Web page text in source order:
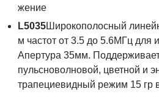
жение
L5035Широкополосный
м частот от 3.5 до 5.6МГц для
Апертура 35мм.
пульсноволновой, цветной и
трапециевидный режим 15 гр